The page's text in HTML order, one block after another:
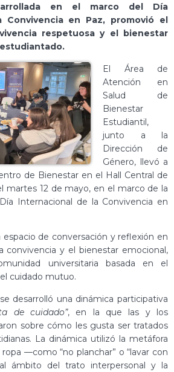
en el marco del Día
en Paz, promovió el
respetuosa y el bienestar
El Área de
Atención en
Salud de
Bienestar
Estudiantil,
junto a la
Dirección de
Género, llevó a
de Bienestar en el Hall Central de
martes 12 de mayo, en el marco de la
Internacional de la Convivencia en
de conversación y reflexión en
convivencia y el bienestar emocional,
universitaria basada en el
cuidado mutuo.
desarrolló una dinámica participativa
de cuidado”, en la que las y los
sobre cómo les gusta ser tratados
La dinámica utilizó la metáfora
—como “no planchar” o “lavar con
ámbito del trato interpersonal y la